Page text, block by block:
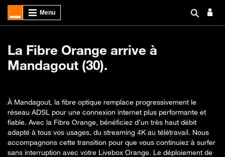
La Fibre Orange arrive à
Mandagout (30).
À Mandagout, la fibre optique remplace progressivement le
réseau ADSL pour une connexion internet plus performante et
fiable. Avec la Fibre Orange, bénéficiez d’un très haut débit
adapté à tous vos usages, du streaming 4K au télétravail. Nous
accompagnons cette transition pour que vous continuiez à surfer
sans interruption avec votre Livebox Orange. Le déploiement de